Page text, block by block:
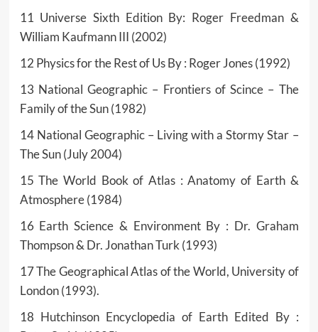
11 Universe Sixth Edition By: Roger Freedman &
William Kaufmann III (2002)
12 Physics for the Rest of Us By : Roger Jones (1992)
13 National Geographic – Frontiers of Scince – The
Family of the Sun (1982)
14 National Geographic – Living with a Stormy Star –
The Sun (July 2004)
15 The World Book of Atlas : Anatomy of Earth &
Atmosphere (1984)
16 Earth Science & Environment By : Dr. Graham
Thompson & Dr. Jonathan Turk (1993)
17 The Geographical Atlas of the World, University of
London (1993).
18 Hutchinson Encyclopedia of Earth Edited By :